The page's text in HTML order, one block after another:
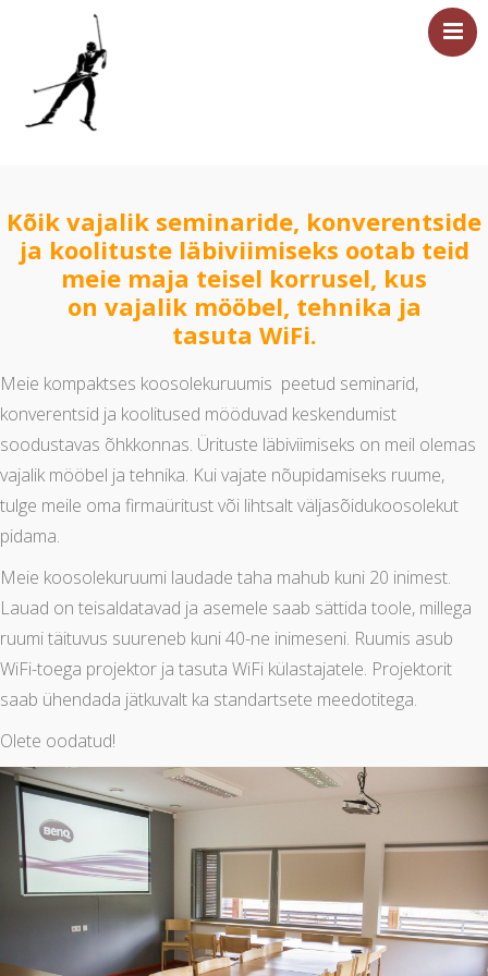
Majutus
Saun
Tervisesport
Ettevõtetele
Üritused
Hinnakiri
Asukoht ja kontakt
Kõik vajalik seminaride, konverentside
ja koolituste läbiviimiseks ootab teid
meie maja teisel korrusel, kus
on vajalik mööbel, tehnika ja
tasuta WiFi.
Meie kompaktses koosolekuruumis peetud seminarid,
konverentsid ja koolitused mööduvad keskendumist
soodustavas õhkkonnas. Ürituste läbiviimiseks on meil olemas
vajalik mööbel ja tehnika. Kui vajate nõupidamiseks ruume,
tulge meile oma firmaüritust või lihtsalt väljasõidukoosolekut
pidama.
Meie koosolekuruumi laudade taha mahub kuni 20 inimest.
Lauad on teisaldatavad ja asemele saab sättida toole, millega
ruumi täituvus suureneb kuni 40-ne inimeseni. Ruumis asub
WiFi-toega projektor ja tasuta WiFi külastajatele. Projektorit
saab ühendada jätkuvalt ka standartsete meedotitega.
Olete oodatud!